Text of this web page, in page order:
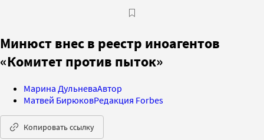
Минюст внес в реестр иноагентов
«Комитет против пыток»
Марина ДульневаАвтор
Матвей БирюковРедакция Forbes
Копировать ссылку